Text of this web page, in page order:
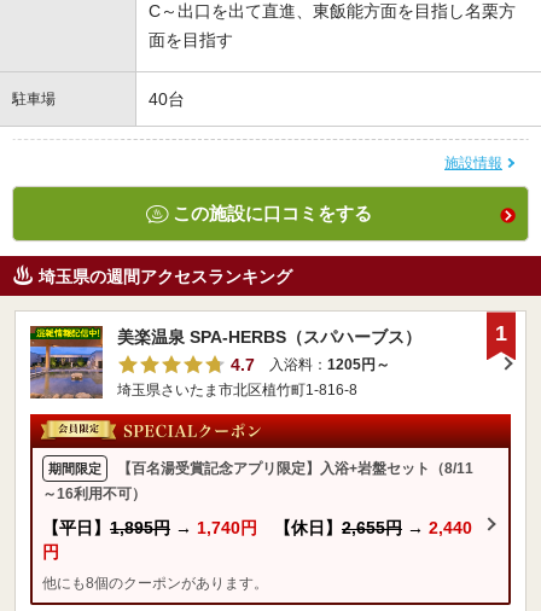
C～出口を出て直進、東飯能方面を目指し名栗方
面を目指す
駐車場 40台
施設情報
この施設に口コミをする
埼玉県の週間アクセスランキング
美楽温泉 SPA-HERBS（スパハーブス）
4.7
入浴料： 1205円～
埼玉県さいたま市北区植竹町1-816-8
期間限定
【百名湯受賞記念アプリ限定】入浴+岩盤セット（8/11
～16利用不可）
【平日】 1,895円 → 1,740円 【休日】 2,655円 → 2,440
円
他にも8個のクーポンがあります。
1